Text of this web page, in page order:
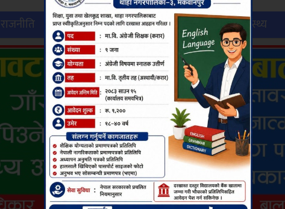
राजनीति विश्व कृषि पर्यटन शिक्षा स्वास्थ्य